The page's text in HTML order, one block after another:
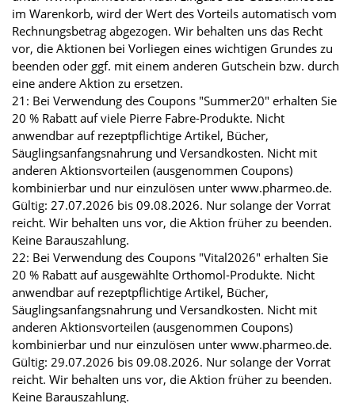
im Warenkorb, wird der Wert des Vorteils automatisch vom
Rechnungsbetrag abgezogen. Wir behalten uns das Recht
vor, die Aktionen bei Vorliegen eines wichtigen Grundes zu
beenden oder ggf. mit einem anderen Gutschein bzw. durch
eine andere Aktion zu ersetzen.
21: Bei Verwendung des Coupons "Summer20" erhalten Sie
20 % Rabatt auf viele Pierre Fabre-Produkte. Nicht
anwendbar auf rezeptpflichtige Artikel, Bücher,
Säuglingsanfangsnahrung und Versandkosten. Nicht mit
anderen Aktionsvorteilen (ausgenommen Coupons)
kombinierbar und nur einzulösen unter www.pharmeo.de.
Gültig: 27.07.2026 bis 09.08.2026. Nur solange der Vorrat
reicht. Wir behalten uns vor, die Aktion früher zu beenden.
Keine Barauszahlung.
22: Bei Verwendung des Coupons "Vital2026" erhalten Sie
20 % Rabatt auf ausgewählte Orthomol-Produkte. Nicht
anwendbar auf rezeptpflichtige Artikel, Bücher,
Säuglingsanfangsnahrung und Versandkosten. Nicht mit
anderen Aktionsvorteilen (ausgenommen Coupons)
kombinierbar und nur einzulösen unter www.pharmeo.de.
Gültig: 29.07.2026 bis 09.08.2026. Nur solange der Vorrat
reicht. Wir behalten uns vor, die Aktion früher zu beenden.
Keine Barauszahlung.